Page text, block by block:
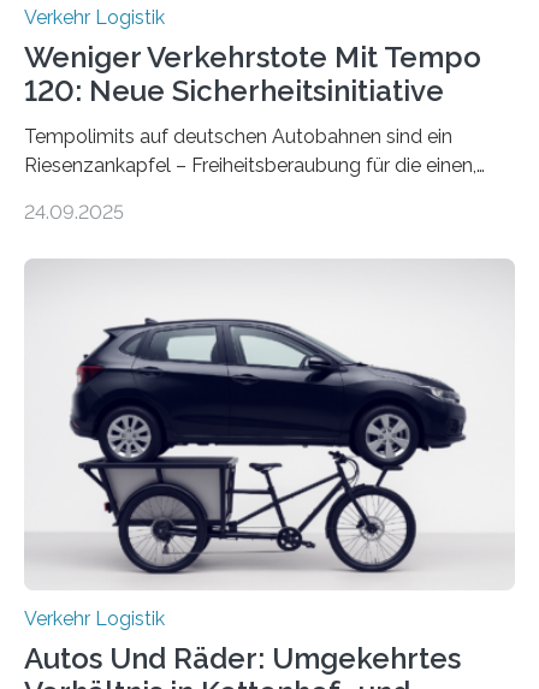
Verkehr Logistik
Weniger Verkehrstote Mit Tempo
120: Neue Sicherheitsinitiative
Tempolimits auf deutschen Autobahnen sind ein
Riesenzankapfel – Freiheitsberaubung für die einen,
Nach rund 50 Jahren hat eine Wissenschaftlerin der
die Zahl der Verkehrstoten sogar um 35 Prozent. Die
Studie ist in der Zeitschrift Transportation Research
Part A: Policy and Practice vom 5. August 2025 online
veröffentlicht. Die deutschen Autobahnen sind…
24.09.2025
Verkehr Logistik
Autos Und Räder: Umgekehrtes